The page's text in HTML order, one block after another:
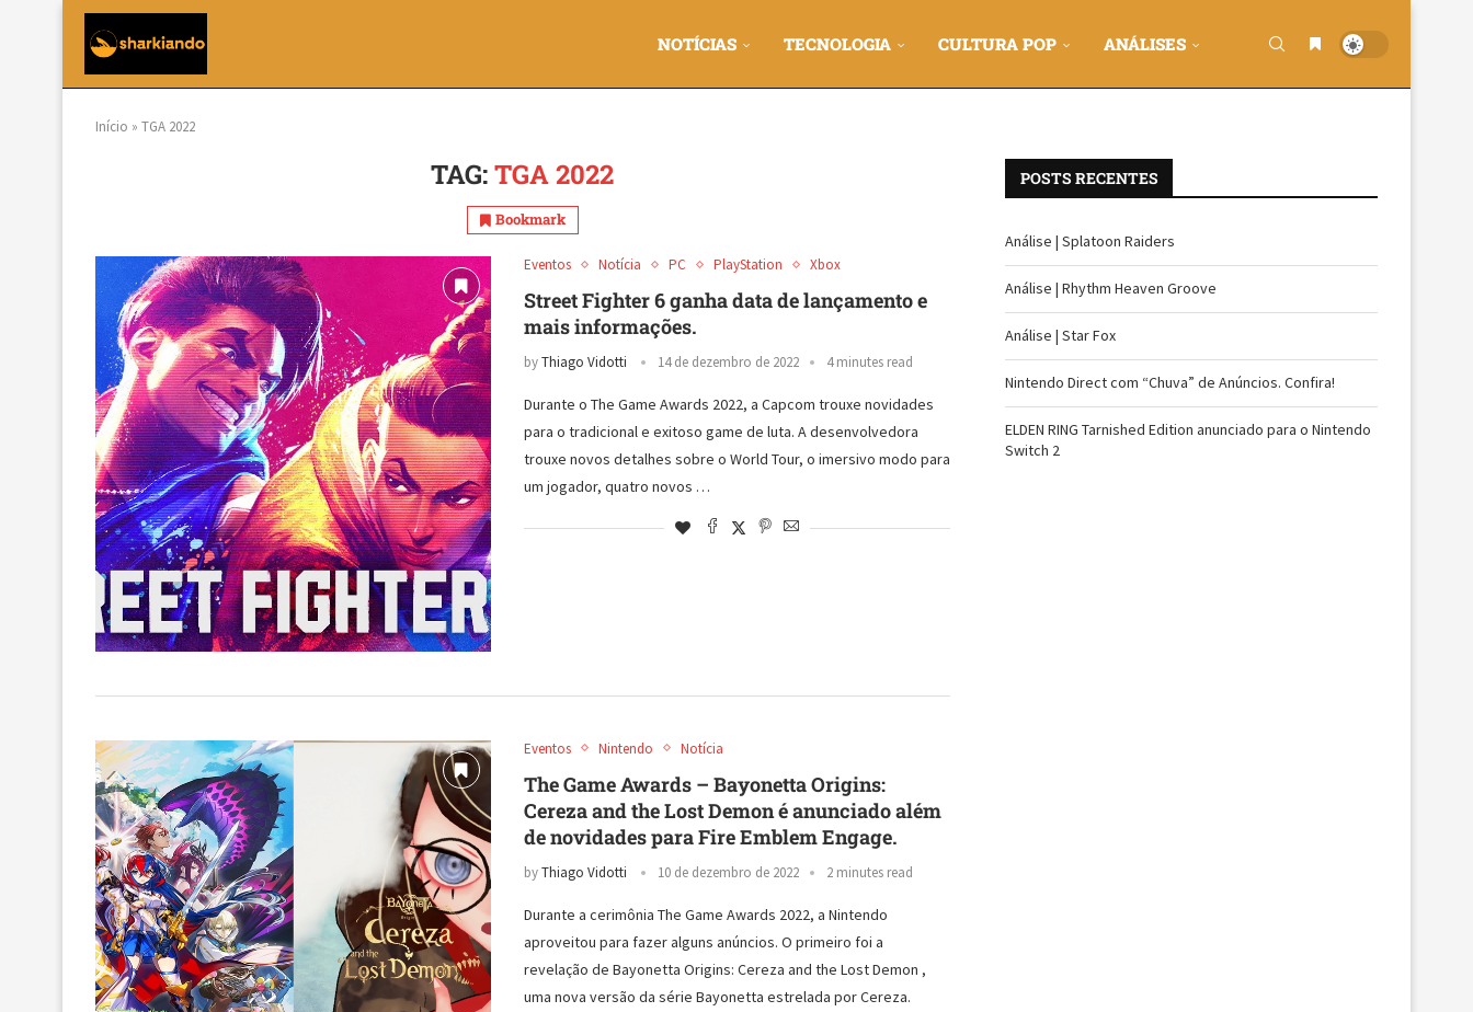
NOTÍCIAS TECNOLOGIA CULTURA POP ANÁLISES
Início » TGA 2022
TAG:TGA 2022
Bookmark
Eventos Notícia PC PlayStation Xbox
Street Fighter 6 ganha data de lançamento e
mais informações.
byThiago Vidotti 14 de dezembro de 2022 4 minutes read
Durante o The Game Awards 2022, a Capcom trouxe novidades
para o tradicional e exitoso game de luta. A desenvolvedora
trouxe novos detalhes sobre o World Tour, o imersivo modo para
um jogador, quatro novos …
Eventos Nintendo Notícia
The Game Awards – Bayonetta Origins:
Cereza and the Lost Demon é anunciado além
de novidades para Fire Emblem Engage.
byThiago Vidotti 10 de dezembro de 2022 2 minutes read
Durante a cerimônia The Game Awards 2022, a Nintendo
aproveitou para fazer alguns anúncios. O primeiro foi a
revelação de Bayonetta Origins: Cereza and the Lost Demon ,
uma nova versão da série Bayonetta estrelada por Cereza.
POSTS RECENTES
Análise | Splatoon Raiders
Análise | Rhythm Heaven Groove
Análise | Star Fox
Nintendo Direct com “Chuva” de Anúncios. Confira!
ELDEN RING Tarnished Edition anunciado para o Nintendo
Switch 2